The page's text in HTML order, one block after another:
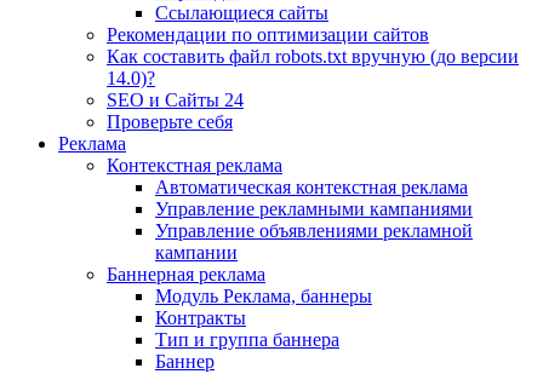
Ссылающиеся сайты
Рекомендации по оптимизации сайтов
Как составить файл robots.txt вручную (до версии
14.0)?
SEO и Сайты 24
Проверьте себя
Реклама
Контекстная реклама
Автоматическая контекстная реклама
Управление рекламными кампаниями
Управление объявлениями рекламной
кампании
Баннерная реклама
Модуль Реклама, баннеры
Контракты
Тип и группа баннера
Баннер